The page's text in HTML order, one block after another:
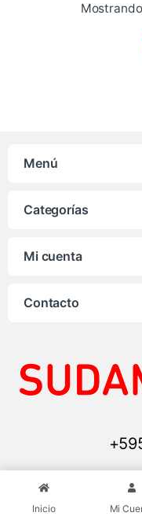
Menú
Categorías
Mi cuenta
Contacto
Inicio Mi